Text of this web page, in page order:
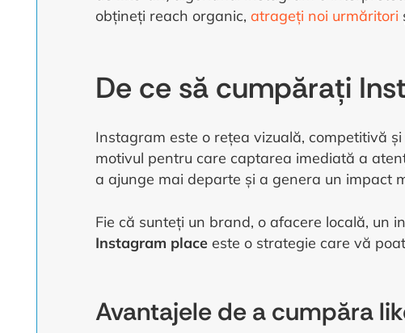
obțineți reach organic, atrageți noi urmăritori
De ce să cumpărați
Instagram este o rețea vizuală, competitivă
motivul pentru care captarea imediată a
a ajunge mai departe și a genera un impact
Fie că sunteți un brand, o afacere locală, un
Instagram place este o strategie care vă
Avantajele de a cumpăra